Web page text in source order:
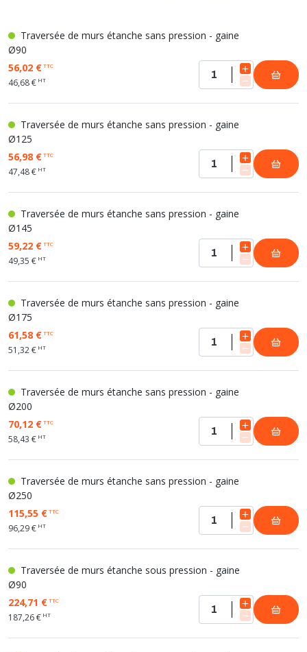
Traversée de murs étanche sans pression - gaine
Ø90
56,02 €TTC
46,68 € HT
Traversée de murs étanche sans pression - gaine
Ø125
56,98 €TTC
47,48 € HT
Traversée de murs étanche sans pression - gaine
Ø145
59,22 €TTC
49,35 € HT
Traversée de murs étanche sans pression - gaine
Ø175
61,58 €TTC
51,32 € HT
Traversée de murs étanche sans pression - gaine
Ø200
70,12 €TTC
58,43 € HT
Traversée de murs étanche sans pression - gaine
Ø250
115,55 €TTC
96,29 € HT
Traversée de murs étanche sous pression - gaine
Ø90
224,71 €TTC
187,26 € HT